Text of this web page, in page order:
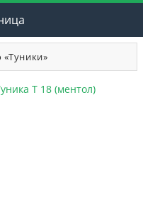
«Туники»